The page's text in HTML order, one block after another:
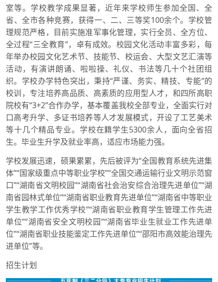
室等。学校教学成果显著，近年来学校师生参加全国、全
省、全市各种竞赛，获得一、二、三等奖100余个。学校管
理规范严格，目前实施准军事化管理，实行全员、全方位、
全过程“三全教育”，卓有成效。校园文化活动丰富多彩，每
年举办校园文化艺术节、技能节、校运会、大型文艺汇演等
活动，有演讲朗诵、啦啦操、礼仪、书法等几十个社团组
织。学校办学特色突出，秉持“严谨、务实、精技、专能”的
校训，专注培养高品质、高素质的应用型人才，和四所高职
院校有“3+2”合作办学，基本覆盖我校全部专业，全面实行对
口高考升学、多证书培养等人才发展模式，开设了工艺美术
等十几个精品专业。学校在籍学生5300余人，面向全省招
生。毕业生升学及就业率高，适应市场能力强。
学校发展迅速，硕果累累，先后被评为“全国教育系统先进集
体”“国家级重点中等职业学校”“全国交通运输行业文明示范窗
口”“湖南省文明校园”“湖南省社会治安综合治理先进单位”“湖
南省园林式单位”“湖南省职业教育先进单位”“湖南省中等职业
学生教学工作优秀学校”“湖南省职业教育学生管理工作先进
单位”“湖南省安全文明校园”“湖南省毕业生就业工作先进单
位”“湖南省职业技能鉴定工作先进单位”“邵阳市高效能治理先
进单位”等。
招生计划